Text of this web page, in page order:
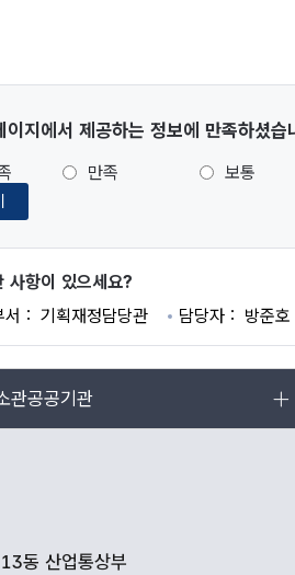
이지에서 제공하는 정보에 만족하셨습
만족 보통
사항이 있으세요?
서
기획재정담당관 담당자 방준
관공공기관
동 산업통상부